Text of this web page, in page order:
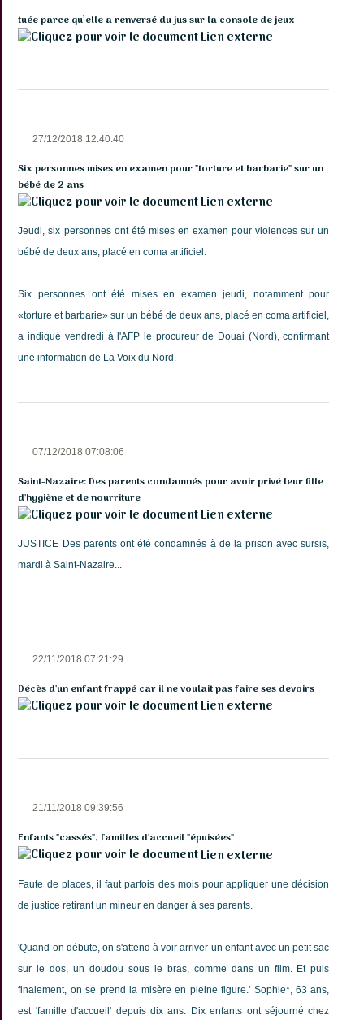
tuée parce qu’elle a renversé du jus sur la console de jeux
Lien externe
27/12/2018 12:40:40
Six personnes mises en examen pour "torture et barbarie" sur un
bébé de 2 ans
Lien externe
Jeudi, six personnes ont été mises en examen pour violences sur un
bébé de deux ans, placé en coma artificiel.
Six personnes ont été mises en examen jeudi, notamment pour
«torture et barbarie» sur un bébé de deux ans, placé en coma artificiel,
a indiqué vendredi à l'AFP le procureur de Douai (Nord), confirmant
une information de La Voix du Nord.
07/12/2018 07:08:06
Saint-Nazaire: Des parents condamnés pour avoir privé leur fille
d'hygiène et de nourriture
Lien externe
JUSTICE Des parents ont été condamnés à de la prison avec sursis,
mardi à Saint-Nazaire...
22/11/2018 07:21:29
Décès d'un enfant frappé car il ne voulait pas faire ses devoirs
Lien externe
21/11/2018 09:39:56
Enfants "cassés", familles d'accueil "épuisées"
Lien externe
Faute de places, il faut parfois des mois pour appliquer une décision
de justice retirant un mineur en danger à ses parents.
'Quand on débute, on s'attend à voir arriver un enfant avec un petit sac
sur le dos, un doudou sous le bras, comme dans un film. Et puis
finalement, on se prend la misère en pleine figure.' Sophie*, 63 ans,
est 'famille d'accueil' depuis dix ans. Dix enfants ont séjourné chez